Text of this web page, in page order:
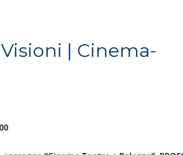
| Cinema-